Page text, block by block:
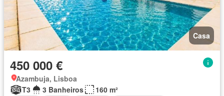
Casa
450 000 €
Azambuja, Lisboa
T3
3 Banheiros
160 m²